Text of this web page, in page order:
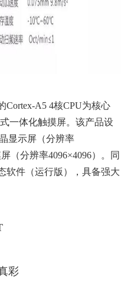
Cortex-A5 4核CPU为核心
一体化触摸屏。该产品设
显示屏（分辨率
（分辨率4096×4096）。同
软件（运行版），具备强大
彩